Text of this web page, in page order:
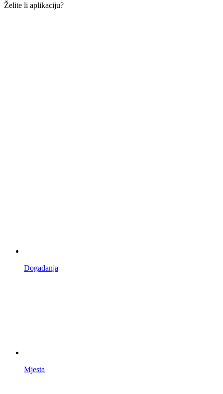
Želite li aplikaciju?
Događanja
Mjesta